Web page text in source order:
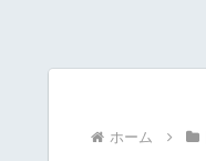
ホーム